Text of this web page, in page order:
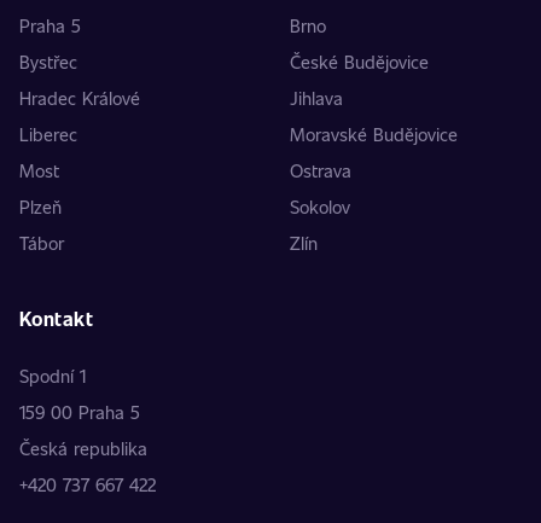
Praha 5
Brno
Bystřec
České Budějovice
Hradec Králové
Jihlava
Liberec
Moravské Budějovice
Most
Ostrava
Plzeň
Sokolov
Tábor
Zlín
Kontakt
Spodní 1
159 00 Praha 5
Česká republika
+420 737 667 422